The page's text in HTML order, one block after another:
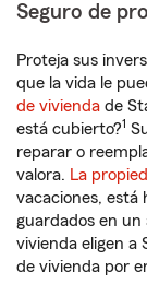
Seguro de
Proteja sus
que la vida le
de vivienda de
está cubierto?1
reparar o
valora. La
vacaciones, está
guardados en un
vivienda eligen a
de vivienda por